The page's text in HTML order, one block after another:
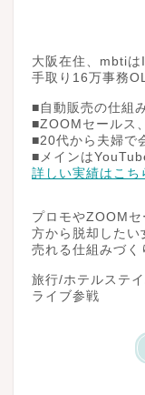
大阪在住、mbtiは
手取り16万事務
■自動販売の仕組
■ZOOMセールス
■20代から夫婦で
■メインは
詳しい実績はこち
プロモやZOOM
方から脱却したい
売れる仕組みづく
旅行/ホテルステ
ライブ参戦